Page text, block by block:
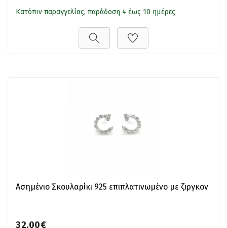
Κατόπιν παραγγελίας, παράδοση 4 έως 10 ημέρες
Ασημένιο Σκουλαρίκι 925 επιπλατινωμένο με ζιργκον
32,00€